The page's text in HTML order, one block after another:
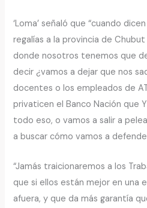
‘Loma’ señaló que “cuando
regalías a la provincia de
donde nosotros tenemos que
decir ¿vamos a dejar que nos
docentes o los empleados de
privaticen el Banco Nación que
todo eso, o vamos a salir a
a buscar cómo vamos a
“Jamás traicionaremos a los
que si ellos están mejor en una
afuera, y que da más garantía